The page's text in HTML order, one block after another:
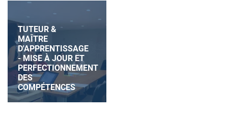
TUTEUR &
MAÎTRE
D'APPRENTISSAGE
- MISE À JOUR ET
PERFECTIONNEMENT
DES
COMPÉTENCES